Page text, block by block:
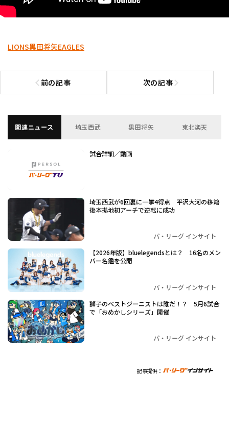
LIONS黒田将矢EAGLES
前の記事
前の記事へ 次の記事次の記事へ
関連ニュース 埼玉西武 黒田将矢 東北楽天
試合詳細／動画
埼玉西武が6回裏に一挙4得点 平沢大河の移籍
後本拠地初アーチで逆転に成功
パ・リーグ インサイト
【2026年版】bluelegendsとは？ 16名のメン
バー名鑑を公開
パ・リーグ インサイト
獅子のベストジーニストは誰だ！？ 5月6試合
で「おめかしシリーズ」開催
パ・リーグ インサイト
記事提供：